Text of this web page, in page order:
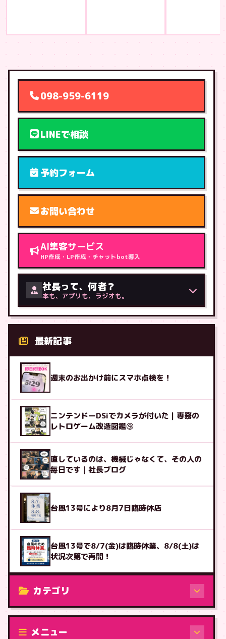
098-959-6119
LINEで相談
予約フォーム
お問い合わせ
AI集客サービス
HP作成・LP作成・チャットbot導入
社長って、何者？
本も、アプリも、ラジオも。
最新記事
週末のお出かけ前にスマホ点検を！
ニンテンドーDSiでカメラが付いた｜専務の
レトロゲーム改造図鑑⑨
直しているのは、機械じゃなくて、その人の
毎日です｜社長ブログ
台風13号により8月7日臨時休店
台風13号で8/7(金)は臨時休業、8/8(土)は
状況次第で再開！
カテゴリ
修理（機種から）
メニュー